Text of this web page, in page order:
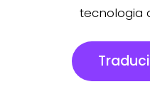
tecnologia